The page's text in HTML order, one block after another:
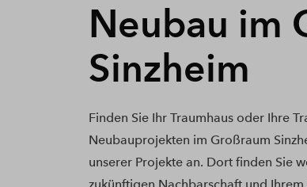
Neubau im
Sinzheim
Finden Sie Ihr Traumhaus oder Ihre
Neubauprojekten im Großraum
unserer Projekte an. Dort finden Sie